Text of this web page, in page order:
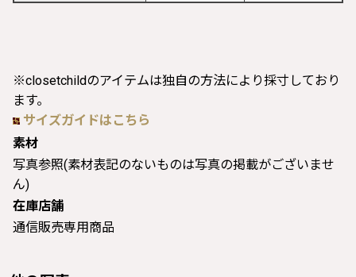
※closetchildのアイテムは独自の方法により採寸しており
ます。
サイズガイドはこちら
素材
写真参照(素材表記のないものは写真の掲載がございませ
ん)
在庫店舗
通信販売専用商品